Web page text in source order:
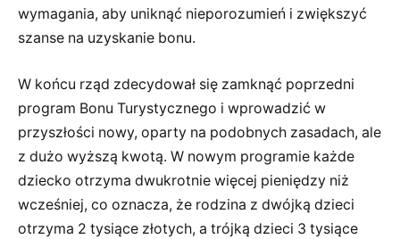
wymagania, aby uniknąć nieporozumień i zwiększyć
szanse na uzyskanie bonu.
W końcu rząd zdecydował się zamknąć poprzedni
program Bonu Turystycznego i wprowadzić w
przyszłości nowy, oparty na podobnych zasadach, ale
z dużo wyższą kwotą. W nowym programie każde
dziecko otrzyma dwukrotnie więcej pieniędzy niż
wcześniej, co oznacza, że rodzina z dwójką dzieci
otrzyma 2 tysiące złotych, a trójką dzieci 3 tysiące